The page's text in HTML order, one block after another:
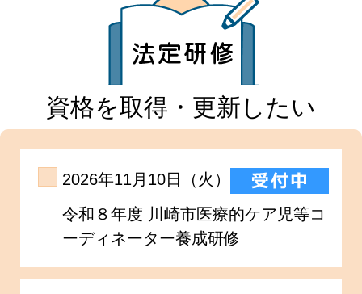
資格を取得・更新したい